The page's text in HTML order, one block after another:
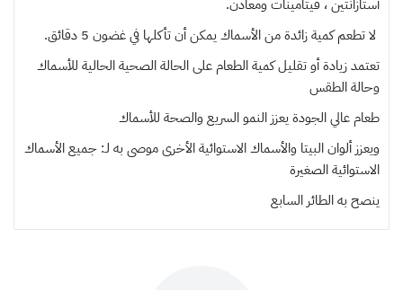
أستازانتين ، فيتامينات ومعادن.
لا تطعم كمية زائدة من الأسماك يمكن أن تأكلها في غضون 5 دقائق.
تعتمد زيادة أو تقليل كمية الطعام على الحالة الصحية الحالية للأسماك
وحالة الطقس
طعام عالي الجودة يعزز النمو السريع والصحة للأسماك
ويعزز ألوان البيتا والأسماك الاستوائية الأخرى موصى به لـ: جميع الأسماك
الاستوائية الصغيرة
ينصح بهالطائر السابع